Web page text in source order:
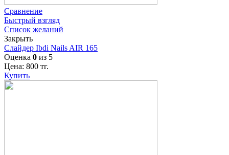
Сравнение
Быстрый взгляд
Список желаний
Закрыть
Слайдер Ibdi Nails AIR 165
Оценка 0 из 5
Цена: 800 тг.
Купить